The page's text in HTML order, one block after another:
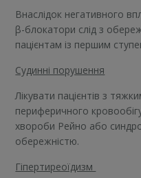
Внаслідок негативного
β-блокатори слід з
пацієнтам із першим
Судинні порушення
Лікувати пацієнтів з
периферичного
хвороби Рейно або
обережністю.
Гіпертиреоїдизм